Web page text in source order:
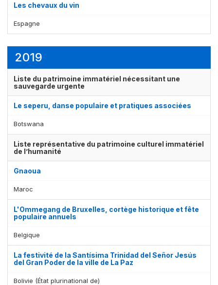
Les chevaux du vin
Espagne
2019
Liste du patrimoine immatériel nécessitant une
sauvegarde urgente
Le seperu, danse populaire et pratiques associées
Botswana
Liste représentative du patrimoine culturel immatériel
de l’humanité
Gnaoua
Maroc
L'Ommegang de Bruxelles, cortège historique et fête
populaire annuels
Belgique
La festivité de la Santísima Trinidad del Señor Jesús
del Gran Poder de la ville de La Paz
Bolivie (État plurinational de)